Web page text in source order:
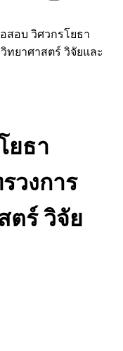
สอบ วิศวกรโยธา
ทยาศาสตร์ วิจัยและ
ยธา
วงการ
ตร์ วิจัย